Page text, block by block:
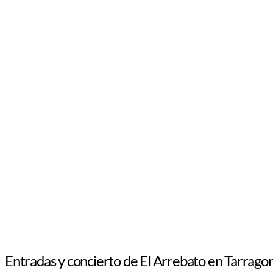
Entradas y concierto de El Arrebato en